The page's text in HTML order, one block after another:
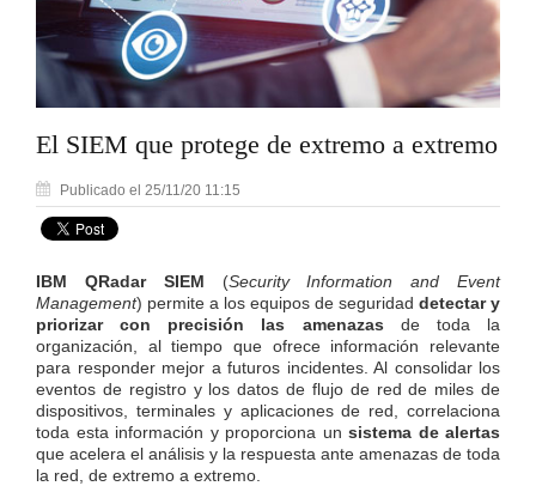
El SIEM que protege de extremo a extremo
Publicado el 25/11/20 11:15
IBM QRadar SIEM (Security Information and Event
Management) permite a los equipos de seguridad detectar y
priorizar con precisión las amenazas de toda la
organización, al tiempo que ofrece información relevante
para responder mejor a futuros incidentes. Al consolidar los
eventos de registro y los datos de flujo de red de miles de
dispositivos, terminales y aplicaciones de red, correlaciona
toda esta información y proporciona un sistema de alertas
que acelera el análisis y la respuesta ante amenazas de toda
la red, de extremo a extremo.